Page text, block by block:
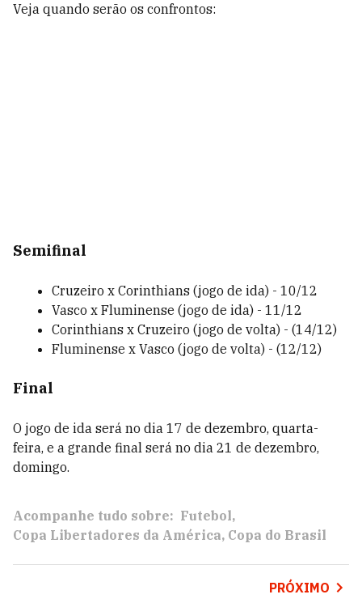
Veja quando serão os confrontos:
Semifinal
Cruzeiro x Corinthians (jogo de ida) - 10/12
Vasco x Fluminense (jogo de ida) - 11/12
Corinthians x Cruzeiro (jogo de volta) - (14/12)
Fluminense x Vasco (jogo de volta) - (12/12)
Final
O jogo de ida será no dia 17 de dezembro, quarta-
feira, e a grande final será no dia 21 de dezembro,
domingo.
Acompanhe tudo sobre: Futebol
Copa Libertadores da América Copa do Brasil
PRÓXIMO